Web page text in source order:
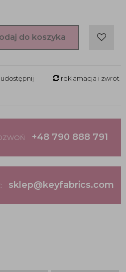
do koszyka
udostępnij
reklamacja i zwrot
+48 790 888 791
sklep@keyfabrics.com